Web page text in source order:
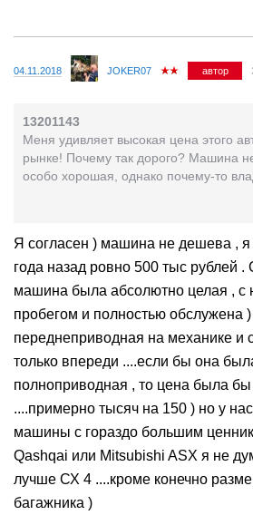
04.11.2018 JOKER07 автор
13201143
Меня удивляет высокая цена этого
рынке! Почему так дорого? Машина
особо хорошая, однако почему-то
Я согласен ) машина не дешева , я
года назад ровно 500 тыс рублей .
машина была абсолютно целая , с
пробегом и полностью обслужена
переднеприводная на механике и
только впереди ....если бы она
полноприводная , то цена была
....примерно тысяч на 150 ) но у
машины с гораздо большим
Qashqai или Mitsubishi ASX я не
лучше СХ 4 ....кроме конечно
багажника )